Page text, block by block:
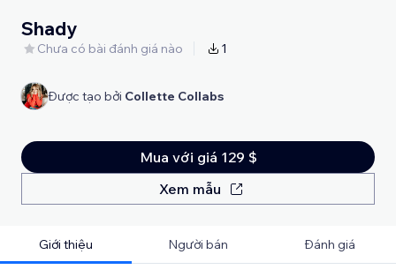
Shady
Chưa có bài đánh giá nào 1
Được tạo bởi Collette Collabs
Mua với giá 129 $
Xem mẫu
Giới thiệu Người bán Đánh giá